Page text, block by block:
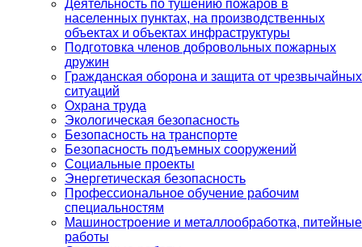
Деятельность по тушению пожаров в
населенных пунктах, на производственных
объектах и объектах инфраструктуры
Подготовка членов добровольных пожарных
дружин
Гражданская оборона и защита от чрезвычайных
ситуаций
Охрана труда
Экологическая безопасность
Безопасность на транспорте
Безопасность подъемных сооружений
Социальные проекты
Энергетическая безопасность
Профессиональное обучение рабочим
специальностям
Машиностроение и металлообработка, питейные
работы